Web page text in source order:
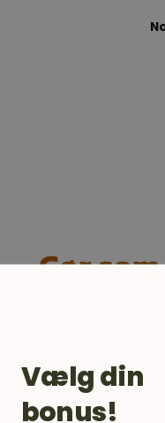
Gør
TILMELD
Din email er
Vælg din
bonus!